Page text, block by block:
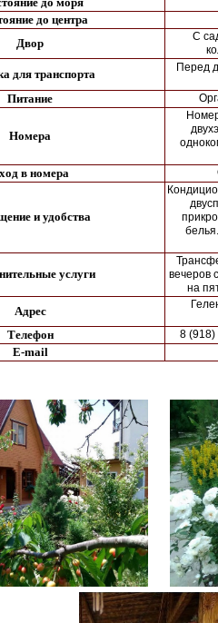
до центра
Двор
С
для транспорта
Перед
Питание
Номера
в номера
и удобства
услуги
вечеров
на
Адрес
Телефон 8 (918)
E-mail